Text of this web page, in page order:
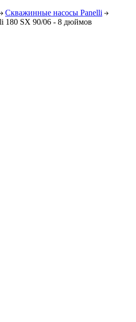
Скважинные насосы Panelli
180 SX 90/06 - 8 дюймов